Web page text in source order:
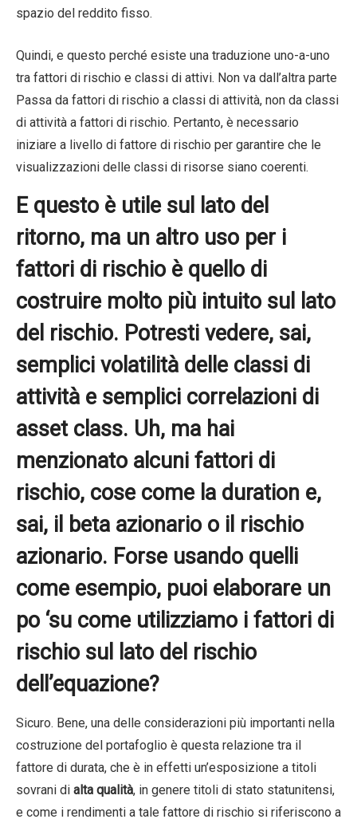
spazio del reddito fisso.
Quindi, e questo perché esiste una traduzione uno-a-uno
tra fattori di rischio e classi di attivi. Non va dall’altra parte
Passa da fattori di rischio a classi di attività, non da classi
di attività a fattori di rischio. Pertanto, è necessario
iniziare a livello di fattore di rischio per garantire che le
visualizzazioni delle classi di risorse siano coerenti.
E questo è utile sul lato del
ritorno, ma un altro uso per i
fattori di rischio è quello di
costruire molto più intuito sul lato
del rischio. Potresti vedere, sai,
semplici volatilità delle classi di
attività e semplici correlazioni di
asset class. Uh, ma hai
menzionato alcuni fattori di
rischio, cose come la duration e,
sai, il beta azionario o il rischio
azionario. Forse usando quelli
come esempio, puoi elaborare un
po ‘su come utilizziamo i fattori di
rischio sul lato del rischio
dell’equazione?
Sicuro. Bene, una delle considerazioni più importanti nella
costruzione del portafoglio è questa relazione tra il
fattore di durata, che è in effetti un’esposizione a titoli
sovrani di alta qualità, in genere titoli di stato statunitensi,
e come i rendimenti a tale fattore di rischio si riferiscono a